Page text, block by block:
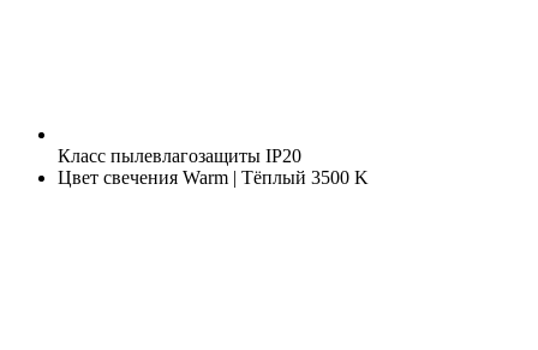
Класс пылевлагозащиты IP20
Цвет свечения Warm | Тёплый 3500 K